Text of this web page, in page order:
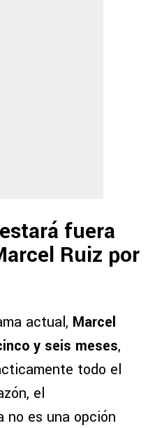
fuera
Ruiz por
actual, Marcel
y seis meses,
todo el
el
no es una opción